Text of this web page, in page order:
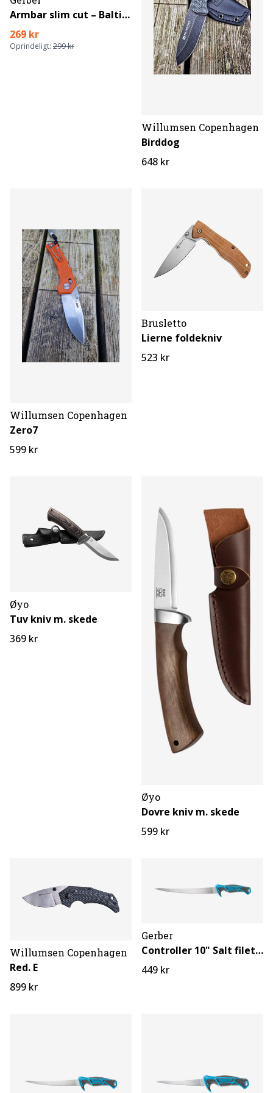
Armbar slim cut – Baltic haze
269 kr
Oprindeligt: 299 kr
Willumsen Copenhagen
Birddog
648 kr
Willumsen Copenhagen
Zero7
599 kr
Brusletto
Lierne foldekniv
523 kr
Øyo
Tuv kniv m. skede
369 kr
Øyo
Dovre kniv m. skede
599 kr
Willumsen Copenhagen
Red. E
899 kr
Gerber
Controller 10" Salt filetkniv
449 kr